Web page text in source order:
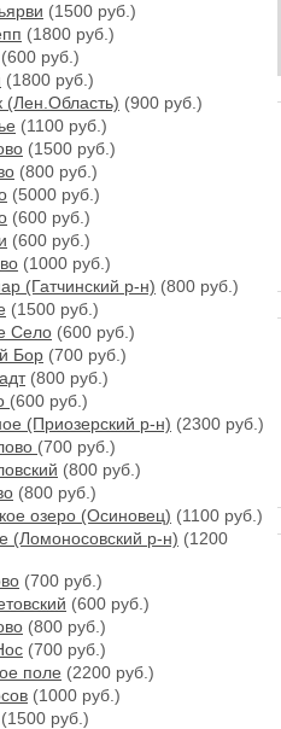
(1500 руб.)
(1800 руб.)
(600 руб.)
(1800 руб.)
(Лен.Область) (900 руб.)
(1100 руб.)
(1500 руб.)
(800 руб.)
(5000 руб.)
(600 руб.)
(600 руб.)
(1000 руб.)
(Гатчинский р-н) (800 руб.)
(1500 руб.)
Село (600 руб.)
Бор (700 руб.)
(800 руб.)
(600 руб.)
(Приозерский р-н) (2300 руб.)
(700 руб.)
(800 руб.)
(800 руб.)
озеро (Осиновец) (1100 руб.)
(Ломоносовский р-н) (1200
(700 руб.)
(600 руб.)
(800 руб.)
(700 руб.)
поле (2200 руб.)
(1000 руб.)
(1500 руб.)